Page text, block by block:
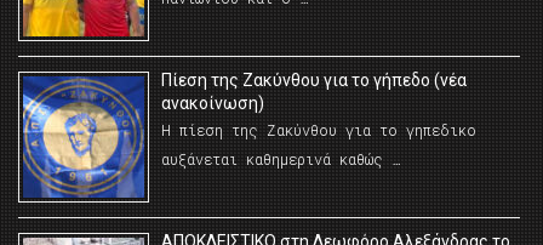
Πίεση της Ζακύνθου για το γήπεδο (νέα
ανακοίνωση)
Η πίεση της Ζακύνθου για το γηπεδικο
αυξάνεται καθημερινά καθώς …